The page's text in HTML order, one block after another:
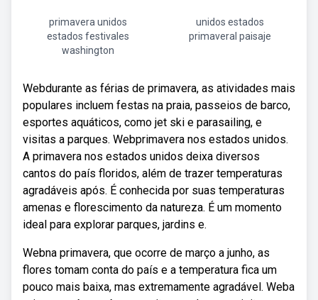
primavera unidos
estados festivales
washington
unidos estados
primaveral paisaje
Webdurante as férias de primavera, as atividades mais
populares incluem festas na praia, passeios de barco,
esportes aquáticos, como jet ski e parasailing, e
visitas a parques. Webprimavera nos estados unidos.
A primavera nos estados unidos deixa diversos
cantos do país floridos, além de trazer temperaturas
agradáveis após. É conhecida por suas temperaturas
amenas e florescimento da natureza. É um momento
ideal para explorar parques, jardins e.
Webna primavera, que ocorre de março a junho, as
flores tomam conta do país e a temperatura fica um
pouco mais baixa, mas extremamente agradável. Weba